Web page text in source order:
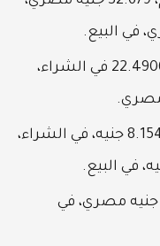
سعر الـ 100 ين الياباني اليوم، 22.4906 في الشراء،
سعر الريال السعودي اليوم، 8.1547 جنيه، في الشراء،
سعر الدرهم الإماراتي، 8.3458 جنيه مصري، في